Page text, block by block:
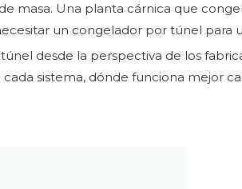
masa. Una planta cárnica que
un congelador por túnel para
desde la perspectiva de los
sistema, dónde funciona mejor